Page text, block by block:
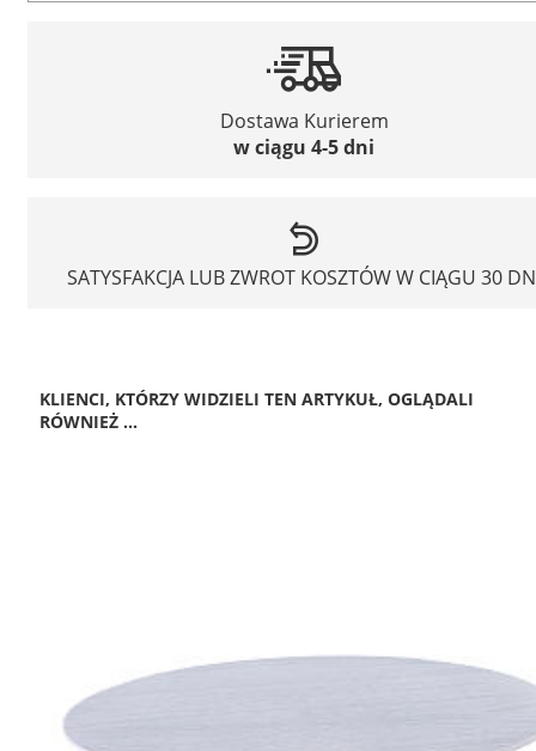
Dostawa Kurierem
w ciągu 4-5 dni
SATYSFAKCJA LUB ZWROT KOSZTÓW W CIĄGU 30
KLIENCI, KTÓRZY WIDZIELI TEN ARTYKUŁ, OGLĄDALI
RÓWNIEŻ ...